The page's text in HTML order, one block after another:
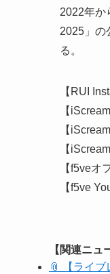
2022年か
2025」の
る。
【RUI
【
【
【
【f5veオ
【f5ve
【関連ニュ
📎 【ライ